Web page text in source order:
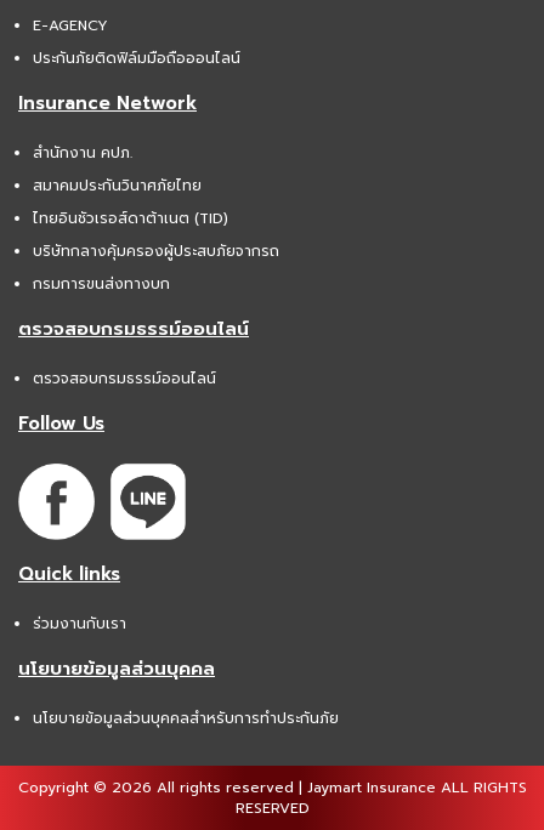
E-AGENCY
ประกันภัยติดฟิล์มมือถือออนไลน์
Insurance Network
สำนักงาน คปภ.
สมาคมประกันวินาศภัยไทย
ไทยอินชัวเรอส์ดาต้าเนต (TID)
บริษัทกลางคุ้มครองผู้ประสบภัยจากรถ
กรมการขนส่งทางบก
ตรวจสอบกรมธรรม์ออนไลน์
ตรวจสอบกรมธรรม์ออนไลน์
Follow Us
Quick links
ร่วมงานกับเรา
นโยบายข้อมูลส่วนบุคคล
นโยบายข้อมูลส่วนบุคคลสำหรับการทำประกันภัย
Copyright © 2026 All rights reserved | Jaymart Insurance ALL RIGHTS
RESERVED